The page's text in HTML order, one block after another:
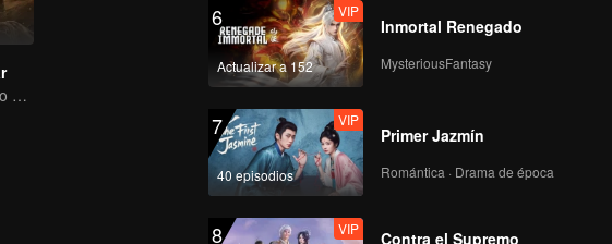
Wu Lei and Qinhao opens their adventure tour.
6
Actualizar a 152
VIP
Inmortal Renegado
MysteriousFantasy
7
40 episodios
VIP
Primer Jazmín
Romántica · Drama de época
8 VIP
Contra el Supremo